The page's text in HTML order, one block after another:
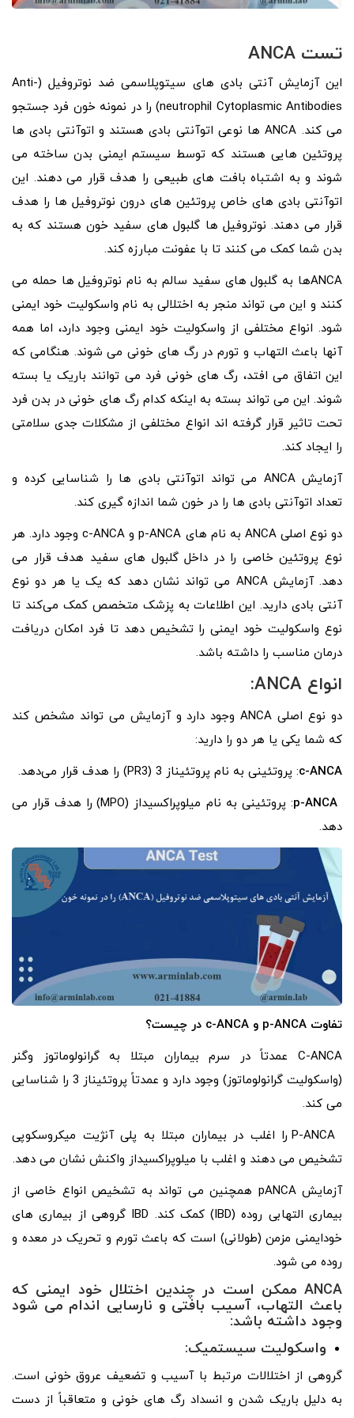
تست ANCA
این آزمایش آنتی بادی های سیتوپلاسمی ضد نوتروفیل (Anti-
neutrophil Cytoplasmic Antibodies) را در نمونه خون فرد جستجو
می کند. ANCA ها نوعی اتوآنتی بادی هستند و اتوآنتی بادی ها
پروتئین هایی هستند که توسط سیستم ایمنی بدن ساخته می
شوند و به اشتباه بافت های طبیعی را هدف قرار می دهند. این
اتوآنتی بادی های خاص پروتئین های درون نوتروفیل ها را هدف
قرار می دهند. نوتروفیل ها گلبول های سفید خون هستند که به
بدن شما کمک می کنند تا با عفونت مبارزه کند.
ANCAها به گلبول های سفید سالم به نام نوتروفیل ها حمله می
کنند و این می تواند منجر به اختلالی به نام واسکولیت خود ایمنی
شود. انواع مختلفی از واسکولیت خود ایمنی وجود دارد، اما همه
آنها باعث التهاب و تورم در رگ های خونی می شوند. هنگامی که
این اتفاق می افتد، رگ های خونی فرد می توانند باریک یا بسته
شوند. این می تواند بسته به اینکه کدام رگ های خونی در بدن فرد
تحت تاثیر قرار گرفته اند انواع مختلفی از مشکلات جدی سلامتی
را ایجاد کند.
آزمایش ANCA می تواند اتوآنتی بادی ها را شناسایی کرده و
تعداد اتوآنتی بادی ها را در خون شما اندازه گیری کند.
دو نوع اصلی ANCA به نام ‌های p-ANCA و c-ANCA وجود دارد. هر
نوع پروتئین خاصی را در داخل گلبول های سفید هدف قرار می
دهد. آزمایش ANCA می تواند نشان دهد که یک یا هر دو نوع
آنتی بادی دارید. این اطلاعات به پزشک متخصص کمک می‌کند تا
نوع واسکولیت خود ایمنی را تشخیص دهد تا فرد امکان دریافت
درمان مناسب را داشته باشد.
انواع ANCA:
دو نوع اصلی ANCA وجود دارد و آزمایش می‌ تواند مشخص کند
که شما یکی یا هر دو را دارید:
c-ANCA: پروتئینی به نام پروتئیناز 3 (PR3) را هدف قرار می‌دهد.
p-ANCA
: پروتئینی به نام میلوپراکسیداز (MPO) را هدف قرار می
دهد.
تفاوت p-ANCA و c-ANCA در چیست؟
C-ANCA عمدتاً در سرم بیماران مبتلا به گرانولوماتوز وگنر
(واسکولیت گرانولوماتوز) وجود دارد و عمدتاً پروتئیناز 3 را شناسایی
می کند.
P-ANCA را اغلب در بیماران مبتلا به پلی آنژیت میکروسکوپی
تشخیص می دهند و اغلب با میلوپراکسیداز واکنش نشان می دهد.
آزمایش pANCA همچنین می تواند به تشخیص انواع خاصی از
بیماری التهابی روده (IBD) کمک کند. IBD گروهی از بیماری های
خودایمنی مزمن (طولانی) است که باعث تورم و تحریک در معده و
روده می شود.
ANCA ممکن است در چندین اختلال خود ایمنی که
باعث التهاب، آسیب بافتی و نارسایی اندام می شود
وجود داشته باشد:
واسکولیت سیستمیک:
گروهی از اختلالات مرتبط با آسیب و تضعیف عروق خونی است.
به دلیل باریک شدن و انسداد رگ ‌های خونی و متعاقباً از دست